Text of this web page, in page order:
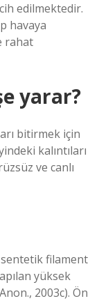
edilmektedir.
havaya
rahat
yarar?
bitirmek için
kalıntıları
ve canlı
sentetik filament
yüksek
2003c). Ön